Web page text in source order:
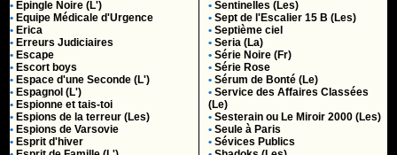
• Epingle Noire (L')
• Equipe Médicale d'Urgence
• Erica
• Erreurs Judiciaires
• Escape
• Escort boys
• Espace d'une Seconde (L')
• Espagnol (L')
• Espionne et tais-toi
• Espions de la terreur (Les)
• Espions de Varsovie
• Esprit d'hiver
• Sentinelles (Les)
• Sept de l'Escalier 15 B (Les)
• Septième ciel
• Seria (La)
• Série Noire (Fr)
• Série Rose
• Sérum de Bonté (Le)
• Service des Affaires Classées
(Le)
• Sesterain ou Le Miroir 2000 (Les)
• Seule à Paris
• Sévices Publics